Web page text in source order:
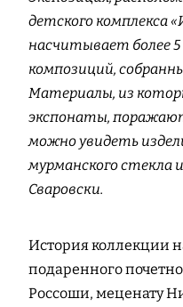
детского комплекса
насчитывает более
композиций,
Материалы, из
экспонаты,
можно увидеть
мурманского стекла
Сваровски.
История коллекции
подаренного
Россоши, меценату